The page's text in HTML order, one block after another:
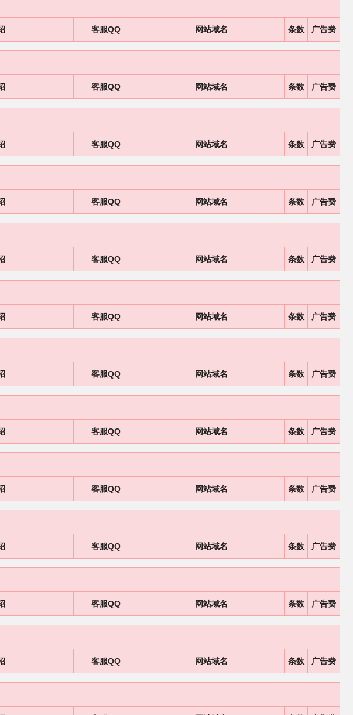
客服QQ 网站域名 条数 广告费
客服QQ 网站域名 条数 广告费
客服QQ 网站域名 条数 广告费
客服QQ 网站域名 条数 广告费
客服QQ 网站域名 条数 广告费
客服QQ 网站域名 条数 广告费
客服QQ 网站域名 条数 广告费
客服QQ 网站域名 条数 广告费
客服QQ 网站域名 条数 广告费
客服QQ 网站域名 条数 广告费
客服QQ 网站域名 条数 广告费
客服QQ 网站域名 条数 广告费